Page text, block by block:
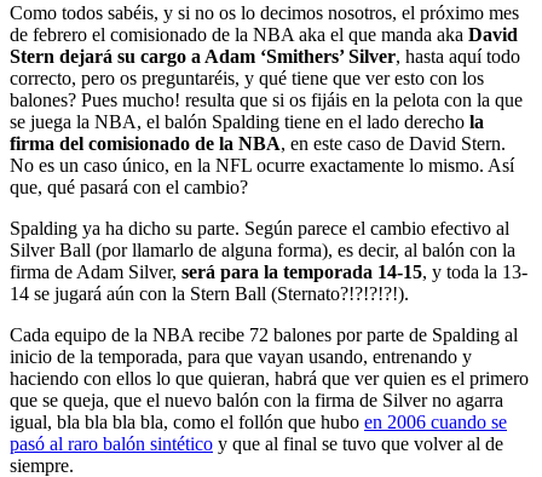
Como todos sabéis, y si no os lo decimos nosotros, el próximo mes
de febrero el comisionado de la NBA aka el que manda aka David
Stern dejará su cargo a Adam ‘Smithers’ Silver, hasta aquí todo
correcto, pero os preguntaréis, y qué tiene que ver esto con los
balones? Pues mucho! resulta que si os fijáis en la pelota con la que
se juega la NBA, el balón Spalding tiene en el lado derecho la
firma del comisionado de la NBA, en este caso de David Stern.
No es un caso único, en la NFL ocurre exactamente lo mismo. Así
que, qué pasará con el cambio?
Spalding ya ha dicho su parte. Según parece el cambio efectivo al
Silver Ball (por llamarlo de alguna forma), es decir, al balón con la
firma de Adam Silver, será para la temporada 14-15, y toda la 13-
14 se jugará aún con la Stern Ball (Sternato?!?!?!?!).
Cada equipo de la NBA recibe 72 balones por parte de Spalding al
inicio de la temporada, para que vayan usando, entrenando y
haciendo con ellos lo que quieran, habrá que ver quien es el primero
que se queja, que el nuevo balón con la firma de Silver no agarra
igual, bla bla bla bla, como el follón que hubo en 2006 cuando se
pasó al raro balón sintético y que al final se tuvo que volver al de
siempre.